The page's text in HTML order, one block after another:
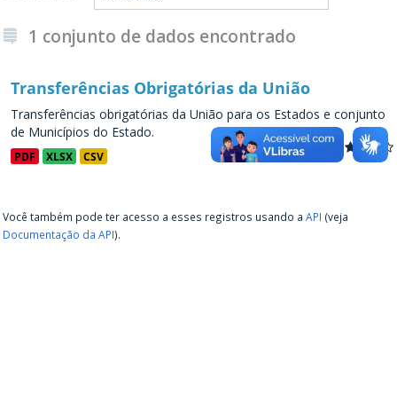
1 conjunto de dados encontrado
Transferências Obrigatórias da União
Transferências obrigatórias da União para os Estados e conjunto
de Municípios do Estado.
PDF XLSX CSV
Você também pode ter acesso a esses registros usando a API (veja
Documentação da API).